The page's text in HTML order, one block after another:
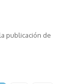
publicación de